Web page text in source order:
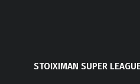
STOIXIMAN SUPER